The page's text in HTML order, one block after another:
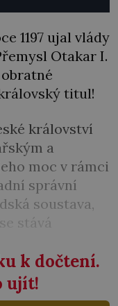
1197 ujal vlády
Otakar I.
obratné
titul!
království
a
moc v rámci
správní
soustava,
stává
k dočtení.
ujít!